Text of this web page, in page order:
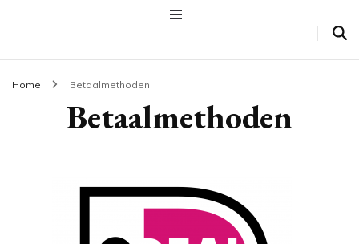
Home Betaalmethoden
Betaalmethoden